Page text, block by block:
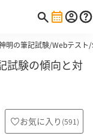
明の筆記試験/Webテスト
試験の傾向と対
お気に入り (591)